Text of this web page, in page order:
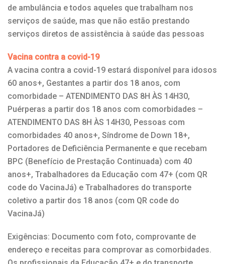
de ambulância e todos aqueles que trabalham nos
serviços de saúde, mas que não estão prestando
serviços diretos de assistência à saúde das pessoas
Vacina contra a covid-19
A vacina contra a covid-19 estará disponível para idosos
60 anos+, Gestantes a partir dos 18 anos, com
comorbidade – ATENDIMENTO DAS 8H ÀS 14H30,
Puérperas a partir dos 18 anos com comorbidades –
ATENDIMENTO DAS 8H ÀS 14H30, Pessoas com
comorbidades 40 anos+, Síndrome de Down 18+,
Portadores de Deficiência Permanente e que recebam
BPC (Benefício de Prestação Continuada) com 40
anos+, Trabalhadores da Educação com 47+ (com QR
code do VacinaJá) e Trabalhadores do transporte
coletivo a partir dos 18 anos (com QR code do
VacinaJá)
Exigências: Documento com foto, comprovante de
endereço e receitas para comprovar as comorbidades.